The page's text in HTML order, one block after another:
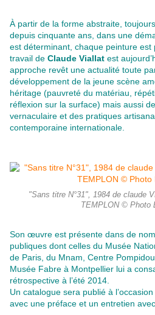
À partir de la forme abstraite,
depuis cinquante ans, dans une
est déterminant, chaque peinture est
travail de Claude Viallat est
approche revêt une actualité toute
développement de la jeune scène
héritage (pauvreté du matériau,
réflexion sur la surface) mais aussi
vernaculaire et des pratiques
contemporaine internationale.
"Sans titre N°31", 1984 de claude
TEMPLON © Photo
Son œuvre est présente dans de
publiques dont celles du Musée
de Paris, du Mnam, Centre
Musée Fabre à Montpellier lui a
rétrospective à l’été 2014.
Un catalogue sera publié à l’occasion
avec une préface et un entretien avec